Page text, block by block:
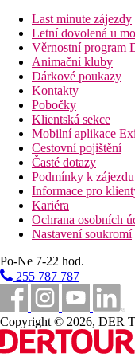
Snídaně formou
Vzdálenosti
100 m
Centrum města
Fotogalerie
Last minute zájezdy
Letní dovolená u
Věrnostní program
Animační kluby
Dárkové poukazy
Kontakty
Pobočky
Klientská sekce
Mobilní aplikace
Cestovní pojištění
Časté dotazy
Podmínky k zájezdu
Informace pro
Kariéra
Ochrana osobních
Nastavení soukromí
Po-Ne 7-22 hod.
255 787 787
Copyright © 2026, DER